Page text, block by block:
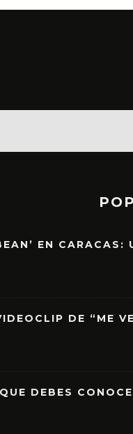
EN CARACAS:
DE “ME
DEBES